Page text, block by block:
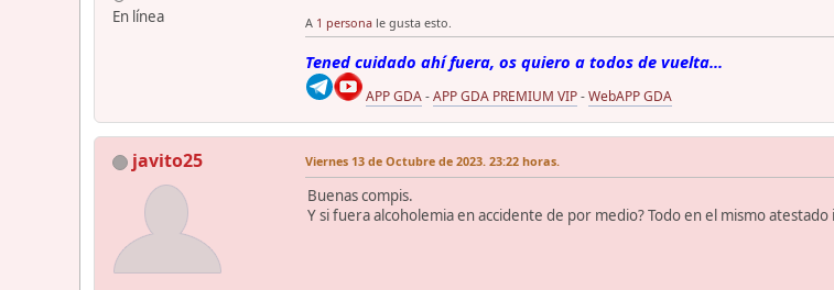
En línea A 1 persona le gusta esto.
Tened cuidado ahí fuera, os quiero a todos de vuelta...
APP GDA-APP GDA PREMIUM VIP-WebAPP GDA
javito25 Viernes 13 de Octubre de 2023. 23:22 horas.
Buenas compis.
Y si fuera alcoholemia en accidente de por medio? Todo en el mismo